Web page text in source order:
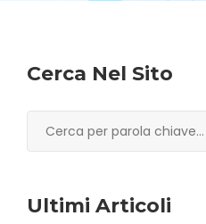
Cerca Nel Sito
Ultimi Articoli